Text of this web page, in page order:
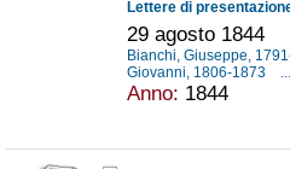
29 agosto 1844
Bianchi, Giuseppe,
Giovanni, 1806-1873
Anno: 1844